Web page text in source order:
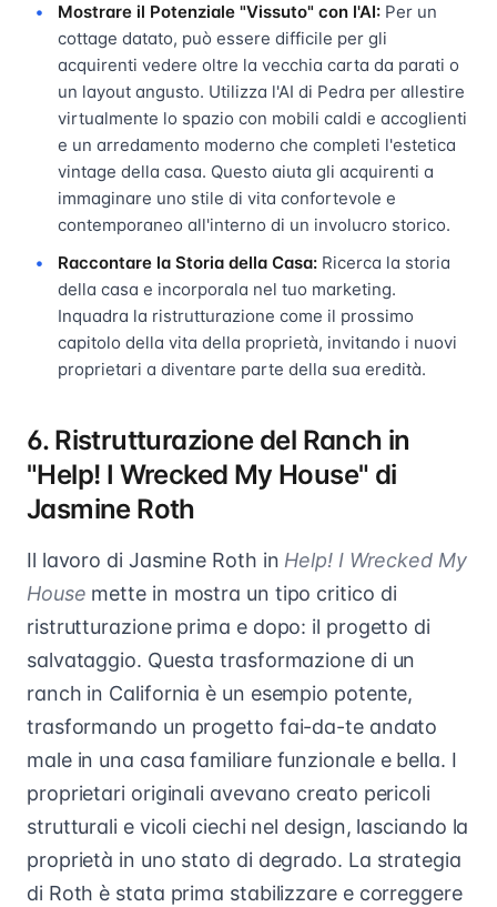
Mostrare il Potenziale "Vissuto" con l'AI: Per un
cottage datato, può essere difficile per gli
acquirenti vedere oltre la vecchia carta da parati o
un layout angusto. Utilizza l'AI di Pedra per allestire
virtualmente lo spazio con mobili caldi e accoglienti
e un arredamento moderno che completi l'estetica
vintage della casa. Questo aiuta gli acquirenti a
immaginare uno stile di vita confortevole e
contemporaneo all'interno di un involucro storico.
Raccontare la Storia della Casa: Ricerca la storia
della casa e incorporala nel tuo marketing.
Inquadra la ristrutturazione come il prossimo
capitolo della vita della proprietà, invitando i nuovi
proprietari a diventare parte della sua eredità.
6. Ristrutturazione del Ranch in
"Help! I Wrecked My House" di
Jasmine Roth
Il lavoro di Jasmine Roth in Help! I Wrecked My
House mette in mostra un tipo critico di
ristrutturazione prima e dopo: il progetto di
salvataggio. Questa trasformazione di un
ranch in California è un esempio potente,
trasformando un progetto fai-da-te andato
male in una casa familiare funzionale e bella. I
proprietari originali avevano creato pericoli
strutturali e vicoli ciechi nel design, lasciando la
proprietà in uno stato di degrado. La strategia
di Roth è stata prima stabilizzare e correggere